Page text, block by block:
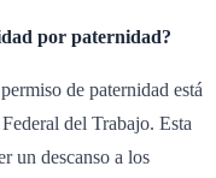
por paternidad?
de paternidad está
del Trabajo. Esta
un descanso a los